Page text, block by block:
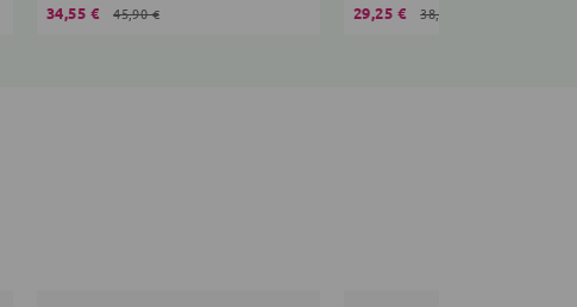
34,55 € 45,90 € 29,25 € 38,90 €